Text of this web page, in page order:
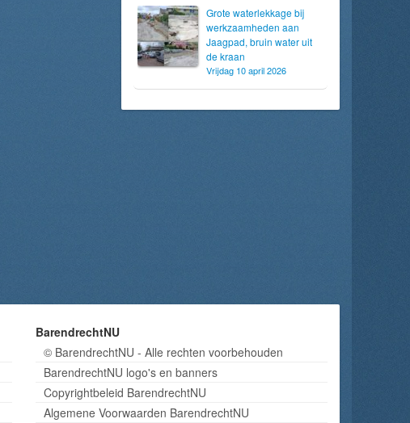
Grote waterlekkage bij
werkzaamheden aan
Jaagpad, bruin water uit
de kraan
Vrijdag 10 april 2026
BarendrechtNU
© BarendrechtNU - Alle rechten voorbehouden
BarendrechtNU logo's en banners
Copyrightbeleid BarendrechtNU
Algemene Voorwaarden BarendrechtNU